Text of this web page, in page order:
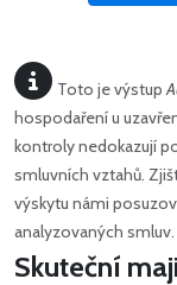
Toto je výstup
hospodaření u
kontroly nedokazují
smluvních vztahů.
výskytu námi
analyzovaných smluv.
Skuteční